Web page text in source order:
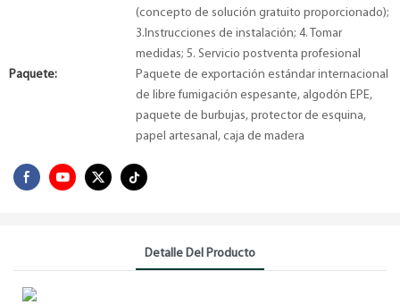
(concepto de solución gratuito proporcionado);
3.Instrucciones de instalación; 4. Tomar
medidas; 5. Servicio postventa profesional
Paquete:
Paquete de exportación estándar internacional
de libre fumigación espesante, algodón EPE,
paquete de burbujas, protector de esquina,
papel artesanal, caja de madera
Detalle Del Producto